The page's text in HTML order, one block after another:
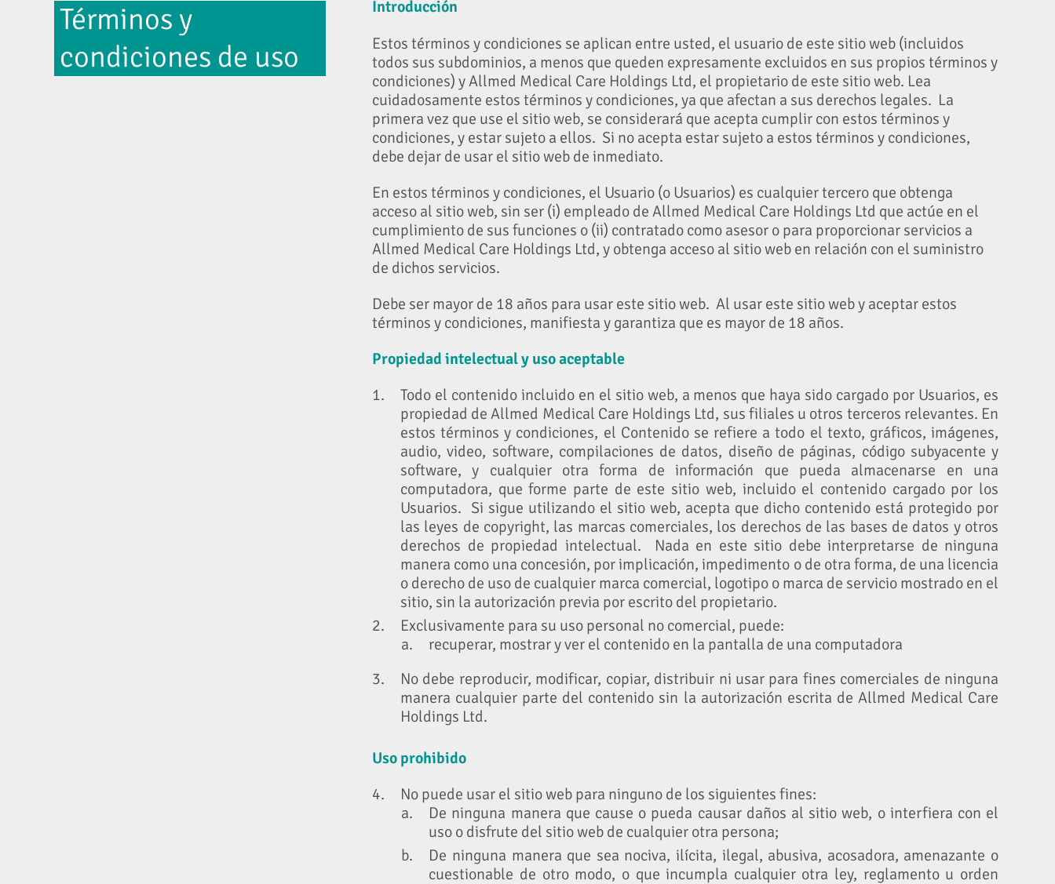
Términos y
condiciones de uso
Introducción
Estos términos y condiciones se aplican entre usted, el usuario de este sitio web (incluidos
todos sus subdominios, a menos que queden expresamente excluidos en sus propios términos y
condiciones) y Allmed Medical Care Holdings Ltd, el propietario de este sitio web. Lea
cuidadosamente estos términos y condiciones, ya que afectan a sus derechos legales. La
primera vez que use el sitio web, se considerará que acepta cumplir con estos términos y
condiciones, y estar sujeto a ellos. Si no acepta estar sujeto a estos términos y condiciones,
debe dejar de usar el sitio web de inmediato.
En estos términos y condiciones, el Usuario (o Usuarios) es cualquier tercero que obtenga
acceso al sitio web, sin ser (i) empleado de Allmed Medical Care Holdings Ltd que actúe en el
cumplimiento de sus funciones o (ii) contratado como asesor o para proporcionar servicios a
Allmed Medical Care Holdings Ltd, y obtenga acceso al sitio web en relación con el suministro
de dichos servicios.
Debe ser mayor de 18 años para usar este sitio web. Al usar este sitio web y aceptar estos
términos y condiciones, manifiesta y garantiza que es mayor de 18 años.
Propiedad intelectual y uso aceptable
Todo el contenido incluido en el sitio web, a menos que haya sido cargado por Usuarios, es
propiedad de Allmed Medical Care Holdings Ltd, sus filiales u otros terceros relevantes. En
estos términos y condiciones, el Contenido se refiere a todo el texto, gráficos, imágenes,
audio, video, software, compilaciones de datos, diseño de páginas, código subyacente y
software, y cualquier otra forma de información que pueda almacenarse en una
computadora, que forme parte de este sitio web, incluido el contenido cargado por los
Usuarios. Si sigue utilizando el sitio web, acepta que dicho contenido está protegido por
las leyes de copyright, las marcas comerciales, los derechos de las bases de datos y otros
derechos de propiedad intelectual. Nada en este sitio debe interpretarse de ninguna
manera como una concesión, por implicación, impedimento o de otra forma, de una licencia
o derecho de uso de cualquier marca comercial, logotipo o marca de servicio mostrado en el
sitio, sin la autorización previa por escrito del propietario.
Exclusivamente para su uso personal no comercial, puede:
recuperar, mostrar y ver el contenido en la pantalla de una computadora
No debe reproducir, modificar, copiar, distribuir ni usar para fines comerciales de ninguna
manera cualquier parte del contenido sin la autorización escrita de Allmed Medical Care
Holdings Ltd.
Uso prohibido
No puede usar el sitio web para ninguno de los siguientes fines:
De ninguna manera que cause o pueda causar daños al sitio web, o interfiera con el
uso o disfrute del sitio web de cualquier otra persona;
De ninguna manera que sea nociva, ilícita, ilegal, abusiva, acosadora, amenazante o
cuestionable de otro modo, o que incumpla cualquier otra ley, reglamento u orden